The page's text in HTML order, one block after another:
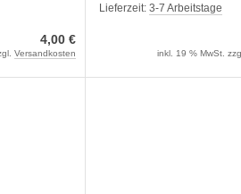
4,00 €
Versandkosten
mtr. (1 Rolle)
Lieferzeit: 3-7 Arbeitstage
inkl. 19 % MwSt.